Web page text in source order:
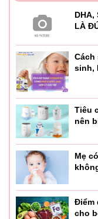
DHA,
LÀ
Cách
sinh,
Tiêu
nên
Mẹ
Điểm
cho